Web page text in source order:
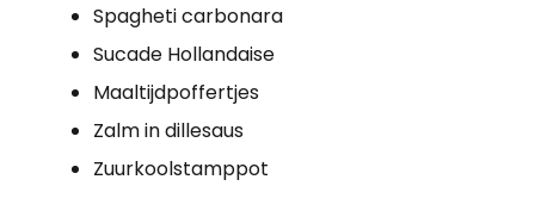
Spagheti carbonara
Sucade Hollandaise
Maaltijdpoffertjes
Zalm in dillesaus
Zuurkoolstamppot